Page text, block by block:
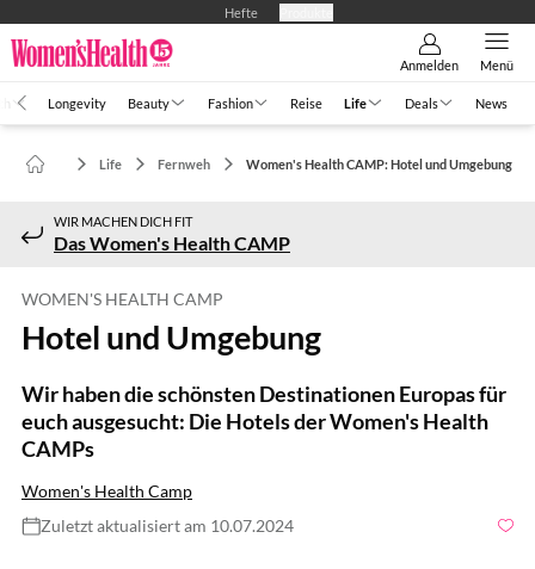
Hefte
Anmelden Menü
Longevity Beauty Fashion Reise Life Deals News
Life Fernweh Women's Health CAMP: Hotel und Umgebung
WIR MACHEN DICH FIT
Das Women's Health CAMP
WOMEN'S HEALTH CAMP
Hotel und Umgebung
Wir haben die schönsten Destinationen Europas für
euch ausgesucht: Die Hotels der Women's Health
CAMPs
Women's Health Camp
Zuletzt aktualisiert am 10.07.2024